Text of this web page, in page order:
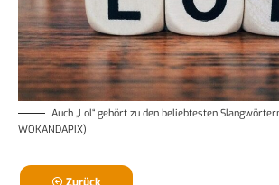
Auch „Lol“ gehört zu den beliebtesten
WOKANDAPIX)
Zurück